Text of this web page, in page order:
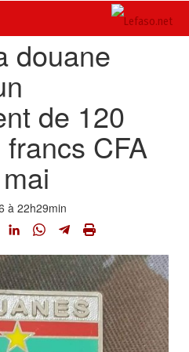
douane
de 120
CFA
à 22h29min